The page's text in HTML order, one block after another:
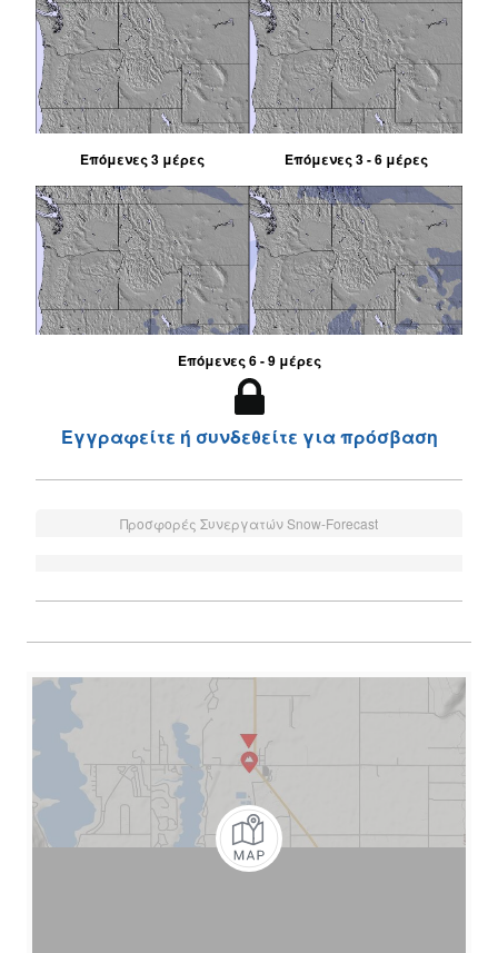
Επόμενες 3 μέρες Επόμενες 3 - 6 μέρες
Επόμενες 6 - 9 μέρες
Εγγραφείτε ή συνδεθείτε για πρόσβαση
Προσφορές Συνεργατών Snow-Forecast